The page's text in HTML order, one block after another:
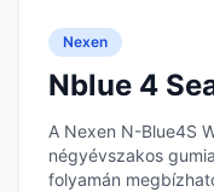
Nexen
Nblue 4
A Nexen N-Blue4S
négyévszakos
folyamán